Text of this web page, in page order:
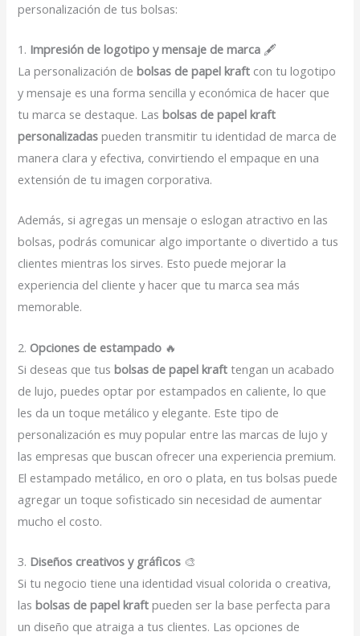
personalización de tus bolsas:
1. Impresión de logotipo y mensaje de marca 🖋️
La personalización debolsas de papel kraft con tu logotipo
y mensaje es una forma sencilla y económica de hacer que
tu marca se destaque. Lasbolsas de papel kraft
personalizadas pueden transmitir tu identidad de marca de
manera clara y efectiva, convirtiendo el empaque en una
extensión de tu imagen corporativa.
Además, si agregas un mensaje o eslogan atractivo en las
bolsas, podrás comunicar algo importante o divertido a tus
clientes mientras los sirves. Esto puede mejorar la
experiencia del cliente y hacer que tu marca sea más
memorable.
2. Opciones de estampado 🔥
Si deseas que tusbolsas de papel kraft tengan un acabado
de lujo, puedes optar por estampados en caliente, lo que
les da un toque metálico y elegante. Este tipo de
personalización es muy popular entre las marcas de lujo y
las empresas que buscan ofrecer una experiencia premium.
El estampado metálico, en oro o plata, en tus bolsas puede
agregar un toque sofisticado sin necesidad de aumentar
mucho el costo.
3. Diseños creativos y gráficos 🎨
Si tu negocio tiene una identidad visual colorida o creativa,
lasbolsas de papel kraft pueden ser la base perfecta para
un diseño que atraiga a tus clientes. Las opciones de